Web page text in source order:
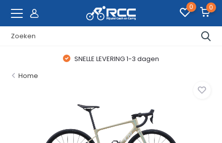
0 0
SNELLE LEVERING 1-3 dagen
Home